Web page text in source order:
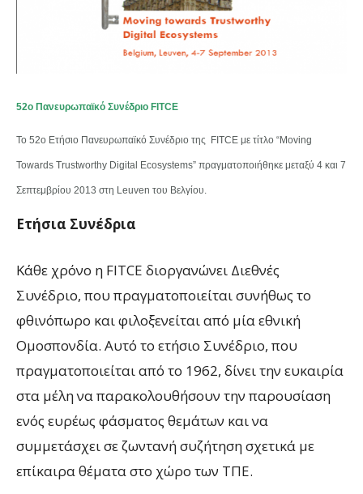
52o Πανευρωπαϊκό Συνέδριο FITCE
Το 52o Ετήσιο Πανευρωπαϊκό Συνέδριο της FITCE με τίτλο “Moving
Towards Trustworthy Digital Ecosystems” πραγματοποιήθηκε μεταξύ 4 και 7
Σεπτεμβρίου 2013 στη Leuven του Βελγίου.
Ετήσια Συνέδρια
Κάθε χρόνο η FITCE διοργανώνει Διεθνές
Συνέδριο, που πραγματοποιείται συνήθως το
φθινόπωρο και φιλοξενείται από μία εθνική
Ομοσπονδία. Αυτό το ετήσιο Συνέδριο, που
πραγματοποιείται από το 1962, δίνει την ευκαιρία
στα μέλη να παρακολουθήσουν την παρουσίαση
ενός ευρέως φάσματος θεμάτων και να
συμμετάσχει σε ζωντανή συζήτηση σχετικά με
επίκαιρα θέματα στο χώρο των ΤΠE.